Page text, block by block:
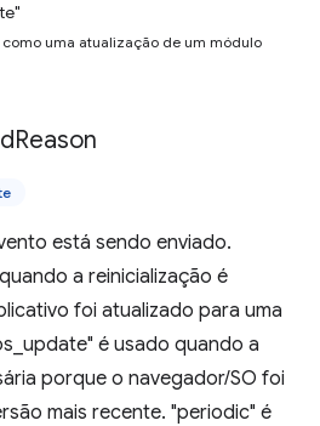
uma atualização de um módulo
Reason
está sendo enviado.
a reinicialização é
foi atualizado para uma
é usado quando a
porque o navegador/SO foi
mais recente. "periodic" é